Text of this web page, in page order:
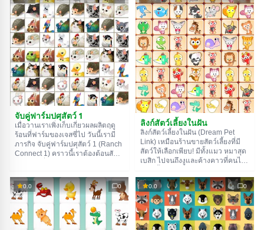
หรือมีจุดหักมุมไม่เกินสองจุด ขอให้
สนุกกับการตกปลา!
กัน แต่ยังต้องจับคู่พวกมันโดยใช้เส้น
ตรงด้วย และอย่าลืมจับตาดูเวลาล่ะ
จับคู่ฟาร์มปศุสัตว์ 1
เมื่อวานเราเพิ่งเก็บเกี่ยวผลผลิตฤดู
ร้อนที่ฟาร์มของเจสซี่ไป วันนี้เรามี
ภารกิจ จับคู่ฟาร์มปศุสัตว์ 1 (Ranch
Connect 1) คราวนี้เราต้องต้อนสัตว์
ระหว่างสัตว์ที่เหมือนกัน เส้นทางหัก
มุมได้นะ แต่ห้ามเกินสองครั้ง ไม่งั้น
พวกมันจะหลงทาง โชคดี!
ลิงก์สัตว์เลี้ยงในฝัน
ลิงก์สัตว์เลี้ยงในฝัน (Dream Pet
Link) เหมือนร้านขายสัตว์เลี้ยงที่มี
สัตว์ให้เลือกเพียบ! มีทั้งแมว หมาสุด
เบสิก ไปจนถึงงูและค้างคาวที่คนไม่
สำหรับคนชอบความตื่นเต้นด้วยนะ!
แต่คุณไม่ได้มาซื้อสัตว์หรอก คุณ
ต้องจับคู่สัตว์ที่เหมือนกันโดยลากเส้น
เชื่อมพวกมันต่างหาก ขอให้โชคดี
นะ!
0.0 0 0.0 0